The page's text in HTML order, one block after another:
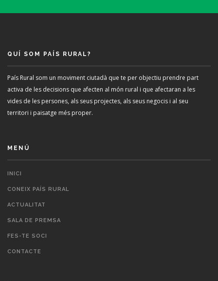
QUÍ SOM PAÍS RURAL?
País Rural som un moviment ciutadà que te per objectiu prendre part
activa de les decisions que afecten al món rural i que afectaran a les
vides de les persones, als seus projectes, als seus negocis i al seu
territori i paisatge més proper.
MENÚ
INICI
CONEIX PAÍS RURAL
ACTUALITAT
SALA DE PREMSA
FES-TE SOCI
CONTACTE